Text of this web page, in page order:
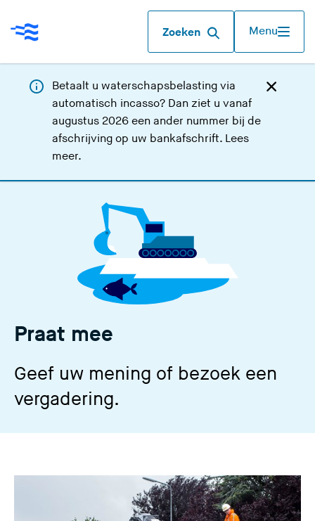
Zoeken Menu
Betaalt u waterschapsbelasting via
automatisch incasso? Dan ziet u vanaf
augustus 2026 een ander nummer bij de
afschrijving op uw bankafschrift. Lees
meer.
Praat mee
Geef uw mening of bezoek een
vergadering.